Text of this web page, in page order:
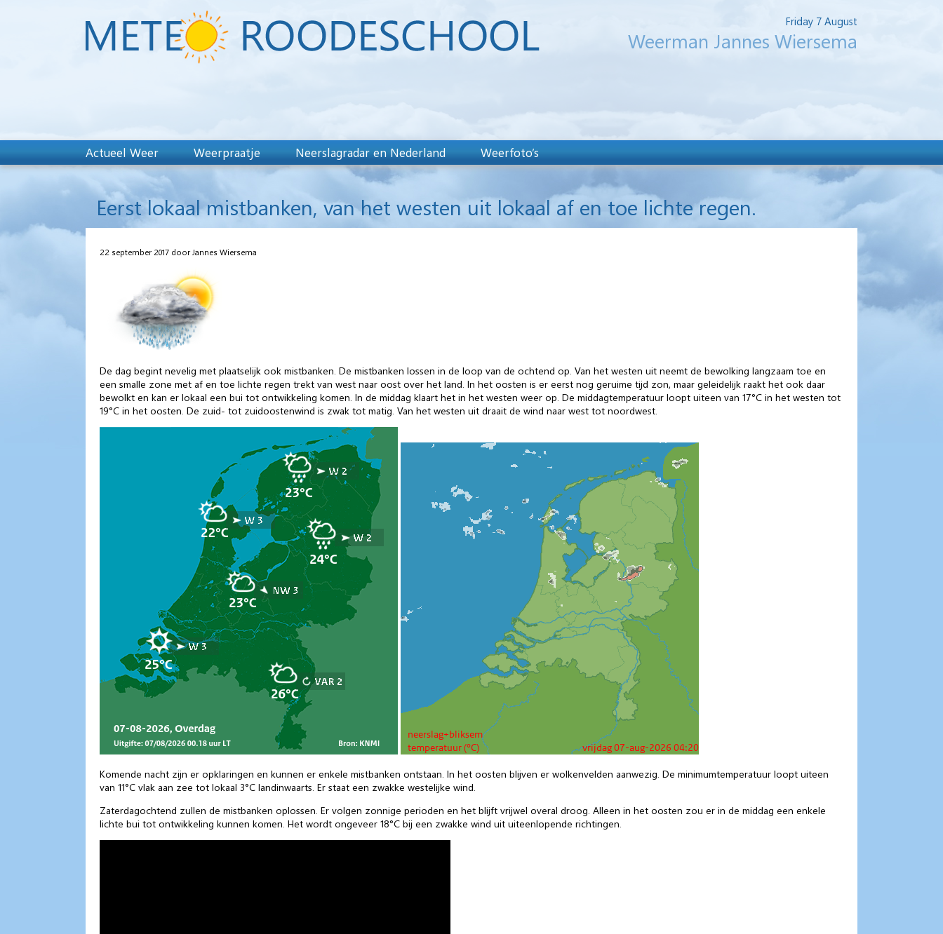
Friday 7 August
Weerman Jannes Wiersema
Actueel Weer Weerpraatje Neerslagradar en Nederland Weerfoto’s
Eerst lokaal mistbanken, van het westen uit lokaal af en toe lichte regen.
22 september 2017 door Jannes Wiersema
De dag begint nevelig met plaatselijk ook mistbanken. De mistbanken lossen in de loop van de ochtend op. Van het westen uit neemt de bewolking langzaam toe en
een smalle zone met af en toe lichte regen trekt van west naar oost over het land. In het oosten is er eerst nog geruime tijd zon, maar geleidelijk raakt het ook daar
bewolkt en kan er lokaal een bui tot ontwikkeling komen. In de middag klaart het in het westen weer op. De middagtemperatuur loopt uiteen van 17°C in het westen tot
19°C in het oosten. De zuid- tot zuidoostenwind is zwak tot matig. Van het westen uit draait de wind naar west tot noordwest.
Komende nacht zijn er opklaringen en kunnen er enkele mistbanken ontstaan. In het oosten blijven er wolkenvelden aanwezig. De minimumtemperatuur loopt uiteen
van 11°C vlak aan zee tot lokaal 3°C landinwaarts. Er staat een zwakke westelijke wind.
Zaterdagochtend zullen de mistbanken oplossen. Er volgen zonnige perioden en het blijft vrijwel overal droog. Alleen in het oosten zou er in de middag een enkele
lichte bui tot ontwikkeling kunnen komen. Het wordt ongeveer 18°C bij een zwakke wind uit uiteenlopende richtingen.